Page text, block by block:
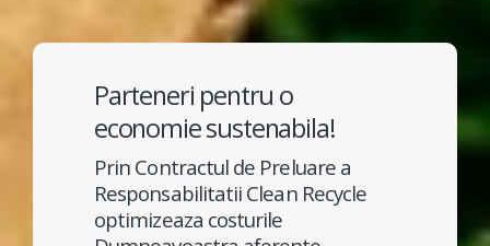
Parteneri pentru o
economie sustenabila!
Prin Contractul de Preluare a
Responsabilitatii Clean Recycle
optimizeaza costurile